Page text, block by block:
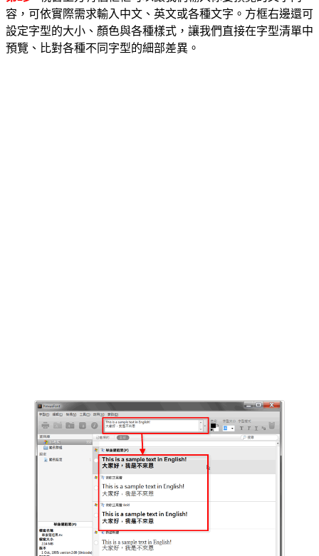
容，可依實際需求輸入中文、英文或各種文字。方框右邊還可
設定字型的大小、顏色與各種樣式，讓我們直接在字型清單中
預覽、比對各種不同字型的細部差異。